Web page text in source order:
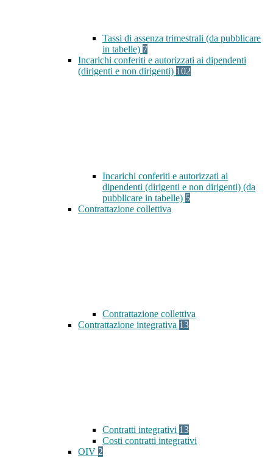
Tassi di assenza trimestrali (da pubblicare
in tabelle) 7
Incarichi conferiti e autorizzati ai dipendenti
(dirigenti e non dirigenti) 102
Incarichi conferiti e autorizzati ai
dipendenti (dirigenti e non dirigenti) (da
pubblicare in tabelle) 5
Contrattazione collettiva
Contrattazione collettiva
Contrattazione integrativa 13
Contratti integrativi 13
Costi contratti integrativi
OIV 2